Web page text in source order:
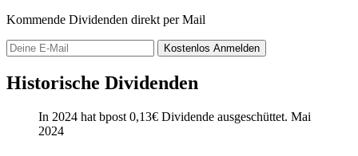
Kommende Dividenden direkt per Mail
Kostenlos Anmelden
Historische Dividenden
In 2024 hat bpost 0,13€ Dividende ausgeschüttet. Mai
2024